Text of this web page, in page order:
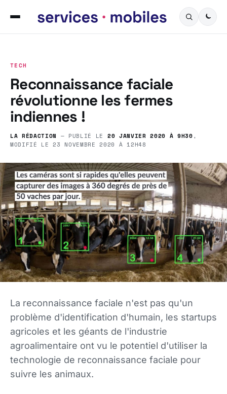
TECH
Reconnaissance faciale
révolutionne les fermes
indiennes !
LA RÉDACTION — PUBLIÉ LE 20 JANVIER 2020 À 9H30,
MODIFIÉ LE23 NOVEMBRE 2020 À 12H48
La reconnaissance faciale n'est pas qu'un
problème d'identification d'humain, les startups
agricoles et les géants de l'industrie
agroalimentaire ont vu le potentiel d'utiliser la
technologie de reconnaissance faciale pour
suivre les animaux.